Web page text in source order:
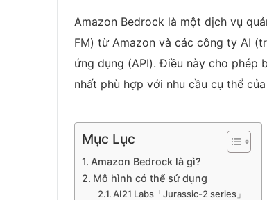
Amazon Bedrock là một dịch vụ
FM) từ Amazon và các công ty AI
ứng dụng (API). Điều này cho phép
nhất phù hợp với nhu cầu cụ thể
Mục Lục
Amazon Bedrock là gì?
Mô hình có thể sử dụng
AI21 Labs「Jurassic-2 series」